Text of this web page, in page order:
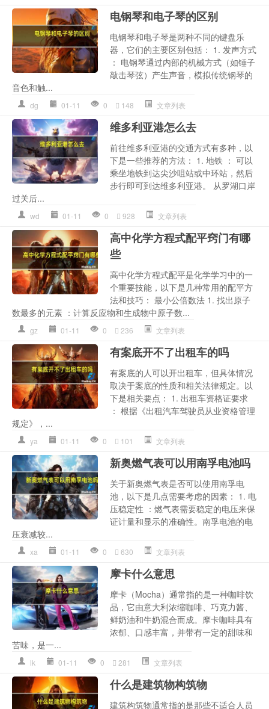
电钢琴和电子琴的区别
电钢琴和电子琴是两种不同的键盘乐
器，它们的主要区别包括： 1. 发声方式
： 电钢琴通过内部的机械方式（如锤子
敲击琴弦）产生声音，模拟传统钢琴的
音色和触...
dg 01-11 0 148 文章列表
维多利亚港怎么去
前往维多利亚港的交通方式有多种，以
下是一些推荐的方法： 1. 地铁 ： 可以
乘坐地铁到达尖沙咀站或中环站，然后
步行即可到达维多利亚港。 从罗湖口岸
过关后...
wd 01-11 0 928 文章列表
高中化学方程式配平窍门有哪
些
高中化学方程式配平是化学学习中的一
个重要技能，以下是几种常用的配平方
法和技巧： 最小公倍数法 1. 找出原子
数最多的元素 ：计算反应物和生成物中原子数...
gz 01-11 0 236 文章列表
有案底开不了出租车的吗
有案底的人可以开出租车，但具体情况
取决于案底的性质和相关法律规定。以
下是相关要点： 1. 出租车资格证要求
： 根据《出租汽车驾驶员从业资格管理
规定》，...
ya 01-11 0 101 文章列表
新奥燃气表可以用南孚电池吗
关于新奥燃气表是否可以使用南孚电
池，以下是几点需要考虑的因素： 1. 电
压稳定性 ：燃气表需要稳定的电压来保
证计量和显示的准确性。南孚电池的电
压衰减较...
xa 01-11 0 630 文章列表
摩卡什么意思
摩卡（Mocha）通常指的是一种咖啡饮
品，它由意大利浓缩咖啡、巧克力酱、
鲜奶油和牛奶混合而成。摩卡咖啡具有
浓郁、口感丰富，并带有一定的甜味和
苦味，是一...
lk 01-11 0 281 文章列表
什么是建筑物构筑物
建筑构筑物通常指的是那些不适合人员